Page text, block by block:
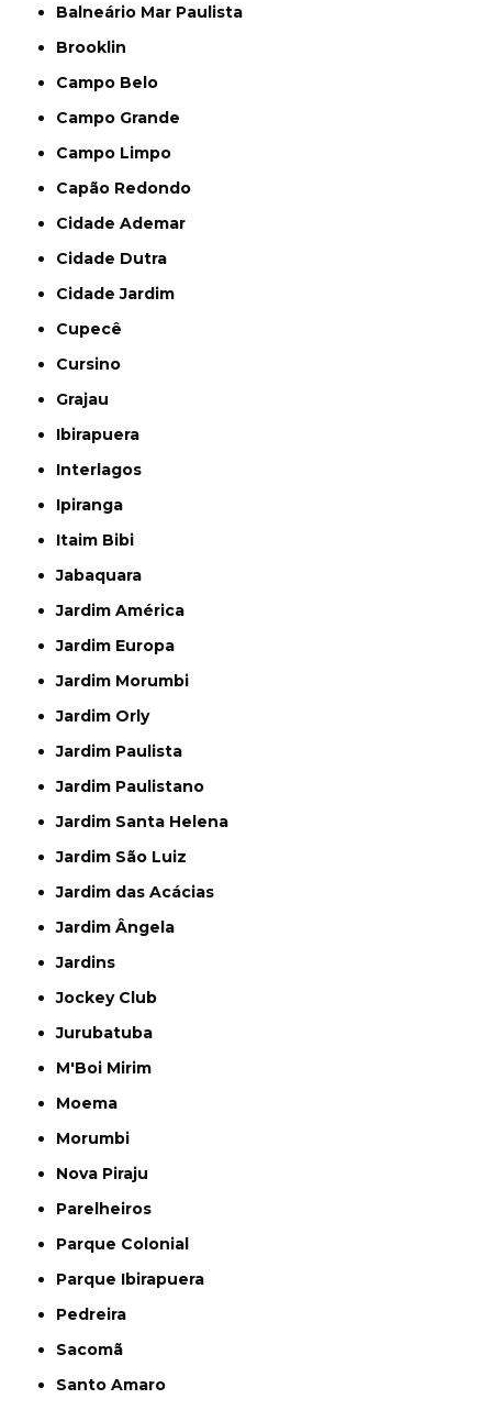
Balneário Mar Paulista
Brooklin
Campo Belo
Campo Grande
Campo Limpo
Capão Redondo
Cidade Ademar
Cidade Dutra
Cidade Jardim
Cupecê
Cursino
Grajau
Ibirapuera
Interlagos
Ipiranga
Itaim Bibi
Jabaquara
Jardim América
Jardim Europa
Jardim Morumbi
Jardim Orly
Jardim Paulista
Jardim Paulistano
Jardim Santa Helena
Jardim São Luiz
Jardim das Acácias
Jardim Ângela
Jardins
Jockey Club
Jurubatuba
M'Boi Mirim
Moema
Morumbi
Nova Piraju
Parelheiros
Parque Colonial
Parque Ibirapuera
Pedreira
Sacomã
Santo Amaro